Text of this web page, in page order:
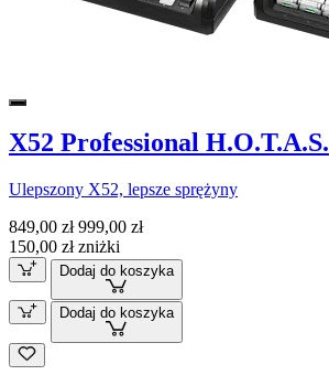
X52 Professional H.O.T.A.S.
Ulepszony X52, lepsze sprężyny
849,00 zł 999,00 zł
150,00 zł zniżki
Dodaj do koszyka
Dodaj do koszyka